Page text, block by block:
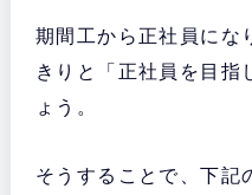
期間工から正社員にな
きりと「正社員を目指
ょう。
そうすることで、下記